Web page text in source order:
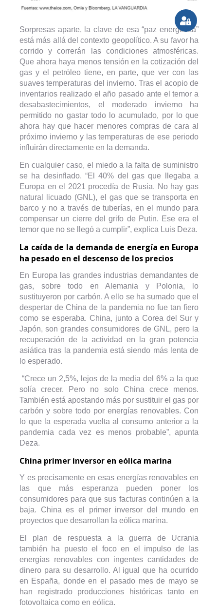
Sorpresas aparte, la clave de esa “paz energética”
está más allá del contexto geopolítico. A su favor ha
corrido y correrán las condiciones atmosféricas.
Que ahora haya menos tensión en la cotización del
gas y el petróleo tiene, en parte, que ver con las
suaves temperaturas del invierno. Tras el acopio de
inventarios realizado el año pasado ante el temor a
desabastecimientos, el moderado invierno ha
permitido no gastar todo lo acumulado, por lo que
ahora hay que hacer menores compras de cara al
próximo invierno y las temperaturas de ese periodo
influirán directamente en la demanda.
En cualquier caso, el miedo a la falta de suministro
se ha desinflado. “El 40% del gas que llegaba a
Europa en el 2021 procedía de Rusia. No hay gas
natural licuado (GNL), el gas que se transporta en
barco y no a través de tuberías, en el mundo para
compensar un cierre del grifo de Putin. Ese era el
temor que no se llegó a cumplir”, explica Luis Deza.
La caída de la demanda de energía en Europa
ha pesado en el descenso de los precios
En Europa las grandes industrias demandantes de
gas, sobre todo en Alemania y Polonia, lo
sustituyeron por carbón. A ello se ha sumado que el
despertar de China de la pandemia no fue tan fiero
como se esperaba. China, junto a Corea del Sur y
Japón, son grandes consumidores de GNL, pero la
recuperación de la actividad en la gran potencia
asiática tras la pandemia está siendo más lenta de
lo esperado.
“Crece un 2,5%, lejos de la media del 6% a la que
solía crecer. Pero no solo China crece menos.
También está apostando más por sustituir el gas por
carbón y sobre todo por energías renovables. Con
lo que la esperada vuelta al consumo anterior a la
pandemia cada vez es menos probable”, apunta
Deza.
China primer inversor en eólica marina
Y es precisamente en esas energías renovables en
las que más esperanza pueden poner los
consumidores para que sus facturas continúen a la
baja. China es el primer inversor del mundo en
proyectos que desarrollan la eólica marina.
El plan de respuesta a la guerra de Ucrania
también ha puesto el foco en el impulso de las
energías renovables con ingentes cantidades de
dinero para su desarrollo. Al igual que ha ocurrido
en España, donde en el pasado mes de mayo se
han registrado producciones históricas tanto en
fotovoltaica como en eólica.